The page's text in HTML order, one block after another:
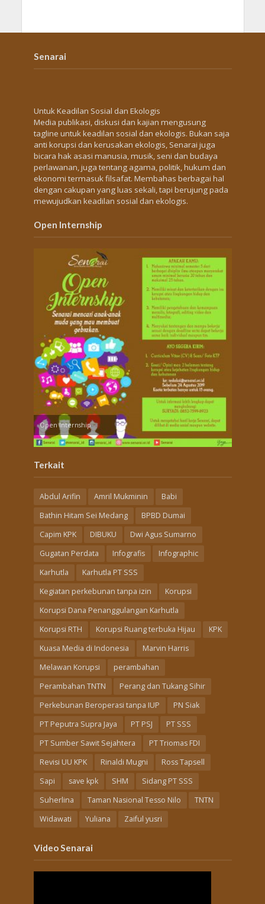
Senarai
Untuk Keadilan Sosial dan Ekologis
Media publikasi, diskusi dan kajian mengusung
tagline untuk keadilan sosial dan ekologis. Bukan saja
anti korupsi dan kerusakan ekologis, Senarai juga
bicara hak asasi manusia, musik, seni dan budaya
perlawanan, juga tentang agama, politik, hukum dan
ekonomi termasuk filsafat. Membahas berbagai hal
dengan cakupan yang luas sekali, tapi berujung pada
mewujudkan keadilan sosial dan ekologis.
Open Internship
Open Internship
Terkait
Abdul Arifin Amril Mukminin
Babi
Bathin Hitam Sei Medang
BPBD Dumai
Capim KPK
DIBUKU
Dwi Agus Sumarno
Gugatan Perdata
Infografis
Infographic
Karhutla
Karhutla PT SSS
Kegiatan perkebunan tanpa izin
Korupsi
Korupsi Dana Penanggulangan Karhutla
Korupsi RTH
Korupsi Ruang terbuka Hijau
KPK
Kuasa Media di Indonesia
Marvin Harris
Melawan Korupsi
perambahan
Perambahan TNTN
Perang dan Tukang Sihir
Perkebunan Beroperasi tanpa IUP
PN Siak
PT Peputra Supra Jaya
PT PSJ
PT SSS
PT Sumber Sawit Sejahtera
PT Triomas FDI
Revisi UU KPK
Rinaldi Mugni
Ross Tapsell
Sapi
save kpk SHM
Sidang PT SSS
Suherlina
Taman Nasional Tesso Nilo
TNTN
Widawati
Yuliana Zaiful yusri
Video Senarai